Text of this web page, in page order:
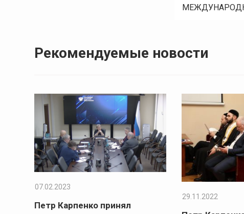
Рекомендуемые новости
07.02.2023
Петр Карпенко принял
29.11.2022